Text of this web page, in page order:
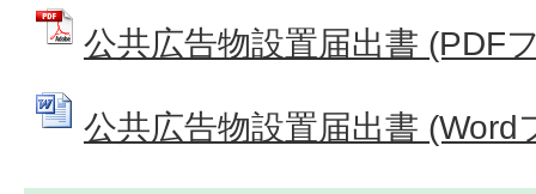
公共広告物設置届出書 (PDF
公共広告物設置届出書